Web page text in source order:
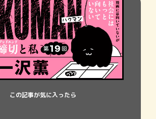
この記事が気に入ったら